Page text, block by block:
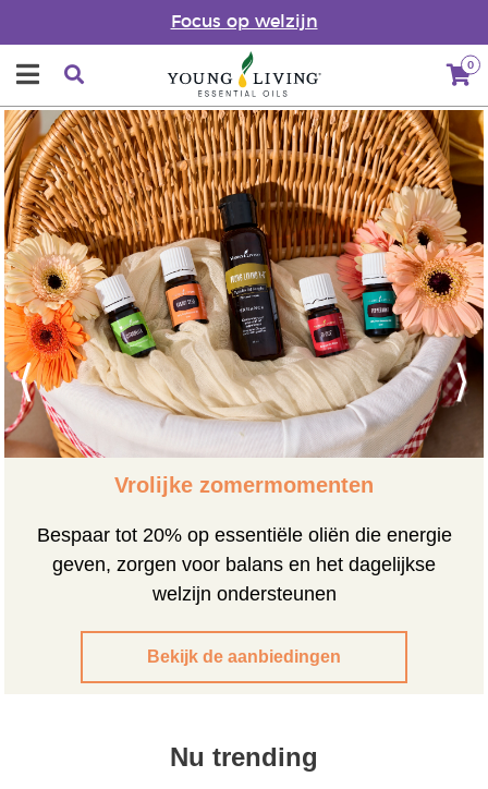
Focus op welzijn
0
Vrolijke zomermomenten
Bespaar tot 20% op essentiële oliën die energie
geven, zorgen voor balans en het dagelijkse
welzijn ondersteunen
Bekijk de aanbiedingen
Previous
Nu trending